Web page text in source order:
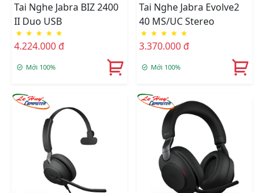
Tai Nghe Jabra BIZ 2400
II Duo USB
★ ★ ★ ★ ★
4.224.000 đ
Mới 100%
Tai Nghe Jabra Evolve2
40 MS/UC Stereo
★ ★ ★ ★ ★
3.370.000 đ
Mới 100%